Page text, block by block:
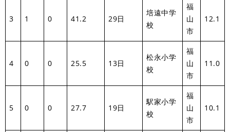
3 1 0 41.2 29日
培遠中学
校
福
山
市
12.1
4 0 0 25.5 13日
松永小学
校
福
山
市
11.0
5 0 0 27.7 19日
駅家小学
校
福
山
市
10.1